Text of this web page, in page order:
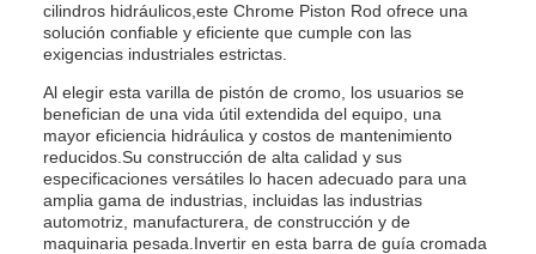
cilindros hidráulicos,este Chrome Piston Rod ofrece una
solución confiable y eficiente que cumple con las
exigencias industriales estrictas.
Al elegir esta varilla de pistón de cromo, los usuarios se
benefician de una vida útil extendida del equipo, una
mayor eficiencia hidráulica y costos de mantenimiento
reducidos.Su construcción de alta calidad y sus
especificaciones versátiles lo hacen adecuado para una
amplia gama de industrias, incluidas las industrias
automotriz, manufacturera, de construcción y de
maquinaria pesada.Invertir en esta barra de guía cromada